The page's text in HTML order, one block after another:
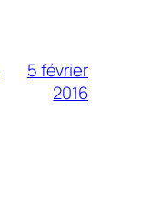
5 février
2016